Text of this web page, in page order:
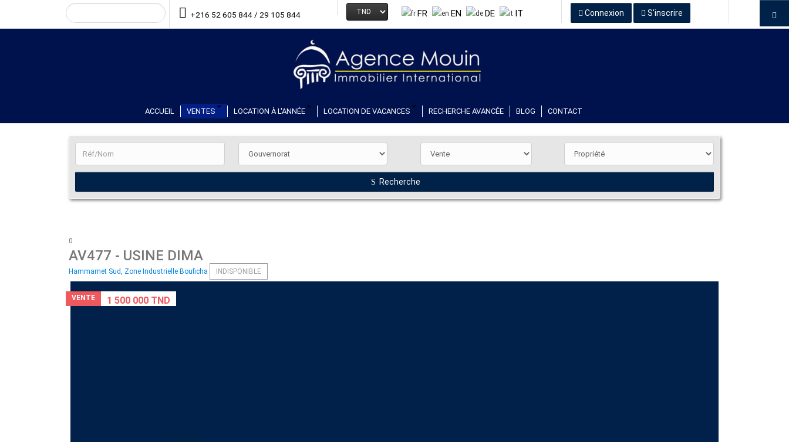
+216 52 605 844 / 29 105 844 FR EN DE IT Connexion S'inscrire
ACCUEIL VENTES LOCATION À L'ANNÉE LOCATION DE VACANCES RECHERCHE AVANCÉE BLOG CONTACT
Recherche
0
AV477 - USINE DIMA
Hammamet Sud, Zone Industrielle Bouficha INDISPONIBLE
VENTE 1 500 000 TND